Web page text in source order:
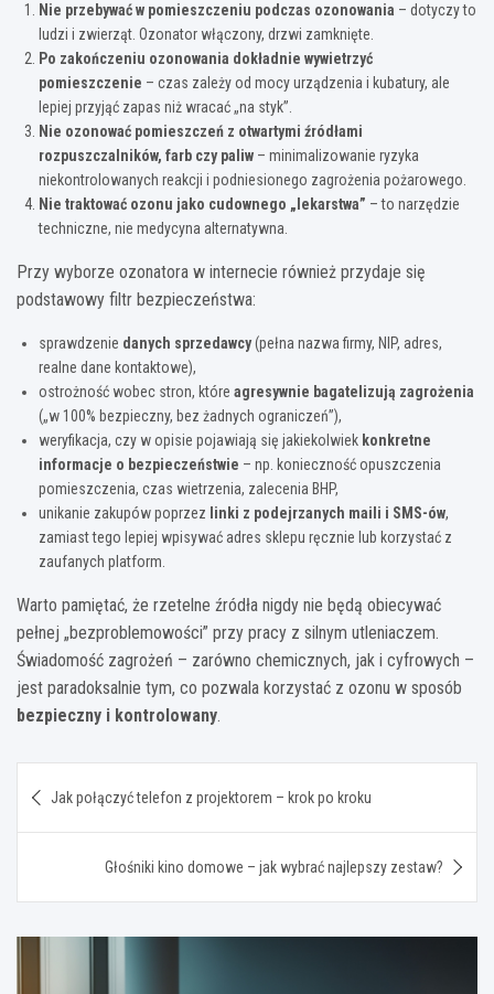
Nie przebywać w pomieszczeniu podczas ozonowania – dotyczy to
ludzi i zwierząt. Ozonator włączony, drzwi zamknięte.
Po zakończeniu ozonowania dokładnie wywietrzyć
pomieszczenie – czas zależy od mocy urządzenia i kubatury, ale
lepiej przyjąć zapas niż wracać „na styk”.
Nie ozonować pomieszczeń z otwartymi źródłami
rozpuszczalników, farb czy paliw – minimalizowanie ryzyka
niekontrolowanych reakcji i podniesionego zagrożenia pożarowego.
Nie traktować ozonu jako cudownego „lekarstwa” – to narzędzie
techniczne, nie medycyna alternatywna.
Przy wyborze ozonatora w internecie również przydaje się
podstawowy filtr bezpieczeństwa:
sprawdzenie danych sprzedawcy(pełna nazwa firmy, NIP, adres,
realne dane kontaktowe),
ostrożność wobec stron, które agresywnie bagatelizują zagrożenia
(„w 100% bezpieczny, bez żadnych ograniczeń”),
weryfikacja, czy w opisie pojawiają się jakiekolwiek konkretne
informacje o bezpieczeństwie – np. konieczność opuszczenia
pomieszczenia, czas wietrzenia, zalecenia BHP,
unikanie zakupów poprzez linki z podejrzanych maili i SMS-ów,
zamiast tego lepiej wpisywać adres sklepu ręcznie lub korzystać z
zaufanych platform.
Warto pamiętać, że rzetelne źródła nigdy nie będą obiecywać
pełnej „bezproblemowości” przy pracy z silnym utleniaczem.
Świadomość zagrożeń – zarówno chemicznych, jak i cyfrowych –
jest paradoksalnie tym, co pozwala korzystać z ozonu w sposób
bezpieczny i kontrolowany.
wpisu
Jak połączyć telefon z projektorem – krok po kroku
Głośniki kino domowe – jak wybrać najlepszy zestaw?